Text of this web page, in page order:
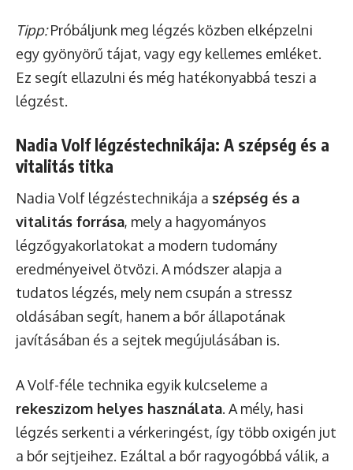
Tipp:Próbáljunk meg légzés közben elképzelni
egy gyönyörű tájat, vagy egy kellemes emléket.
Ez segít ellazulni és még hatékonyabbá teszi a
légzést.
Nadia Volf légzéstechnikája: A szépség és a
vitalitás titka
Nadia Volf légzéstechnikája a szépség és a
vitalitás forrása, mely a hagyományos
légzőgyakorlatokat a modern tudomány
eredményeivel ötvözi. A módszer alapja a
tudatos légzés, mely nem csupán a stressz
oldásában segít, hanem a bőr állapotának
javításában és a sejtek megújulásában is.
A Volf-féle technika egyik kulcseleme a
rekeszizom helyes használata. A mély, hasi
légzés serkenti a vérkeringést, így több oxigén jut
a bőr sejtjeihez. Ezáltal a bőr ragyogóbbá válik, a